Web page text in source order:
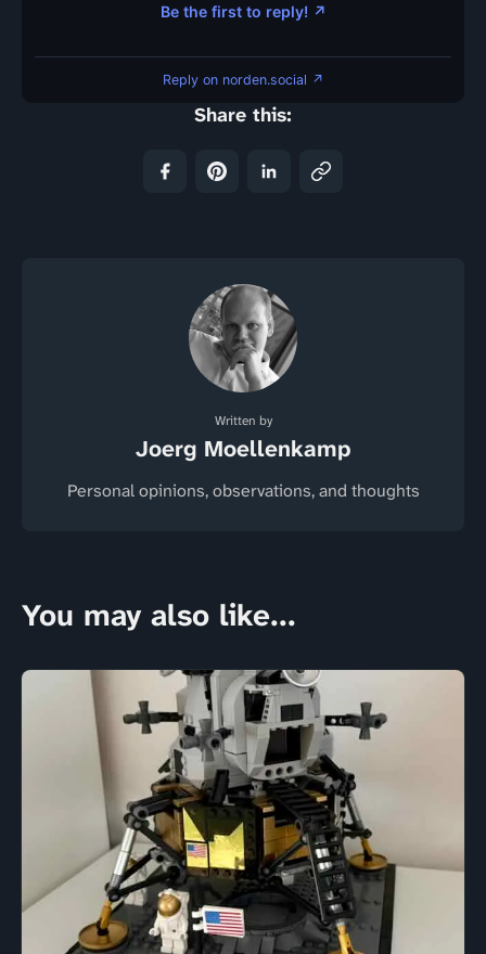
Be the first to reply! ↗
Reply on norden.social ↗
Share this:
Written by
Joerg Moellenkamp
Personal opinions, observations, and thoughts
You may also like...